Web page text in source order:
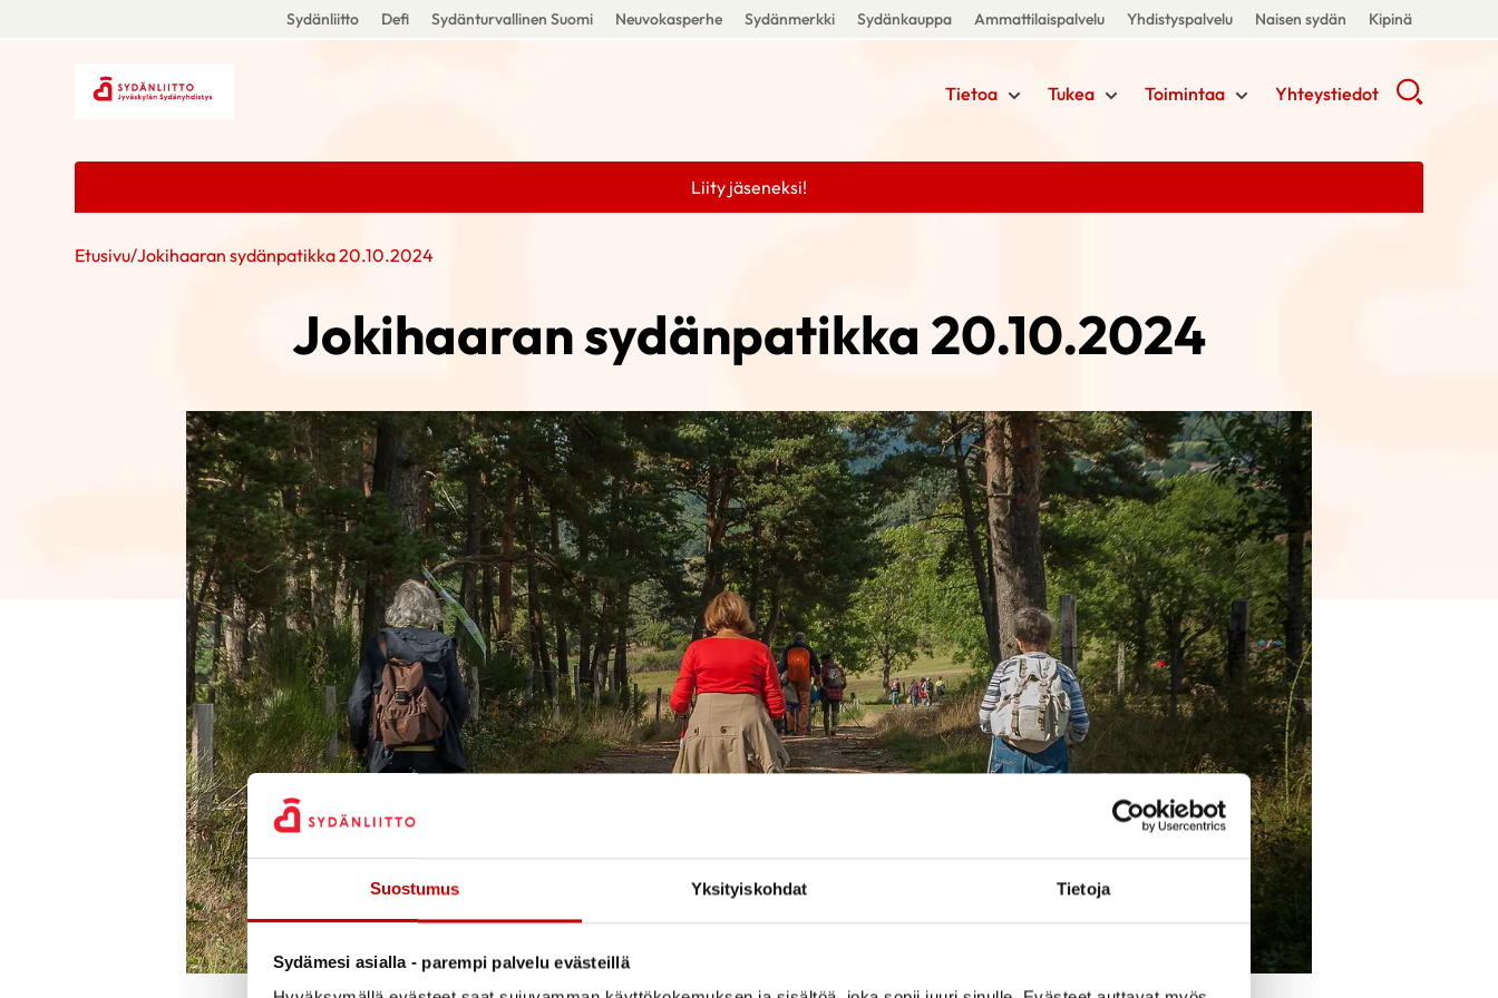
Suostumus Yksityiskohdat Tietoja
Sydämesi asialla - parempi palvelu evästeillä
Sydänliitto Defi Sydänturvallinen Suomi Neuvokasperhe Sydänmerkki Sydänkauppa Ammattilaispalvelu Yhdistyspalvelu Naisen sydän Kipinä
Tietoa Tukea Toimintaa Yhteystiedot
Liity jäseneksi!
Etusivu/Jokihaaran sydänpatikka 20.10.2024
Jokihaaran sydänpatikka 20.10.2024